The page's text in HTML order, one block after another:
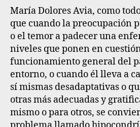
María Dolores Avia, como
que cuando la preocupación
o el temor a padecer una
niveles que ponen en
funcionamiento general del
entorno, o cuando él lleva a
sí mismas desadaptativas o
otras más adecuadas y
mismo o para otros, se